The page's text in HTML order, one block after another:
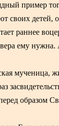
пример
своих детей,
раннее
ему нужна.
мученица,
образом